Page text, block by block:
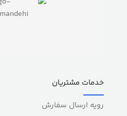
خدمات مشتریان
رویه ارسال سفارش